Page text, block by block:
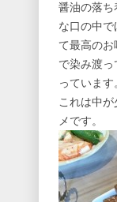
醤油の落ち
な口の中
て最高のお
で染み渡
っています
これは中
メです。